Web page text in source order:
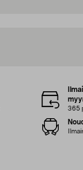
365